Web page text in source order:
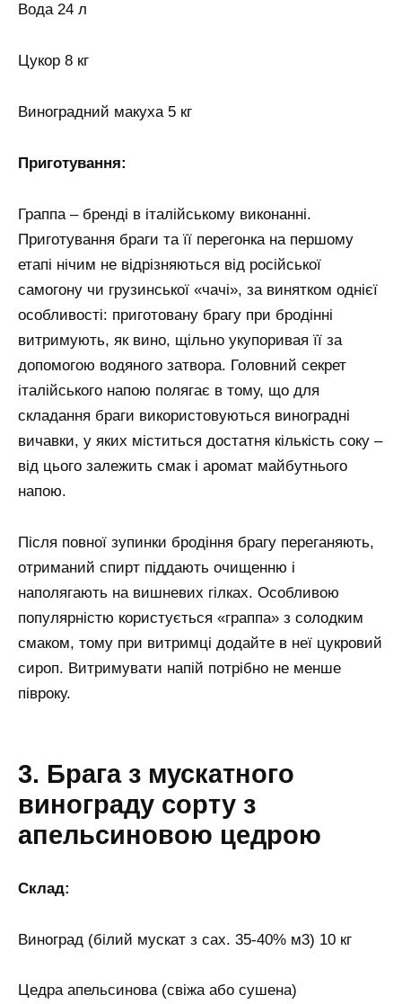
Вода 24 л
Цукор 8 кг
Виноградний макуха 5 кг
Приготування:
Граппа – бренді в італійському виконанні.
Приготування браги та її перегонка на першому
етапі нічим не відрізняються від російської
самогону чи грузинської «чачі», за винятком однієї
особливості: приготовану брагу при бродінні
витримують, як вино, щільно укупоривая її за
допомогою водяного затвора. Головний секрет
італійського напою полягає в тому, що для
складання браги використовуються виноградні
вичавки, у яких міститься достатня кількість соку –
від цього залежить смак і аромат майбутнього
напою.
Після повної зупинки бродіння брагу переганяють,
отриманий спирт піддають очищенню і
наполягають на вишневих гілках. Особливою
популярністю користується «граппа» з солодким
смаком, тому при витримці додайте в неї цукровий
сироп. Витримувати напій потрібно не менше
півроку.
3. Брага з мускатного
винограду сорту з
апельсиновою цедрою
Склад:
Виноград (білий мускат з сах. 35-40% м3) 10 кг
Цедра апельсинова (свіжа або сушена)